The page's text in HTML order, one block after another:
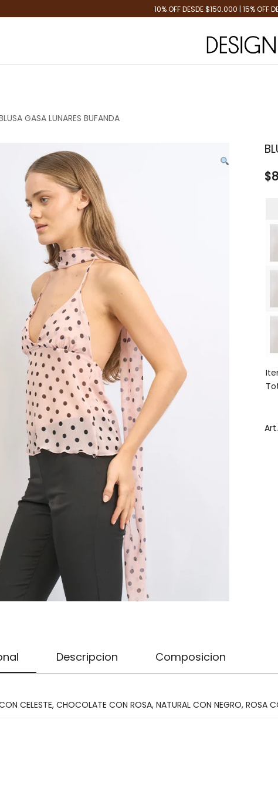
10% OFF DESDE $150.000 | 15% OFF
GASA LUNARES BUFANDA
$
Descripcion Composicion
CELESTE, CHOCOLATE CON ROSA, NATURAL CON NEGRO, ROSA